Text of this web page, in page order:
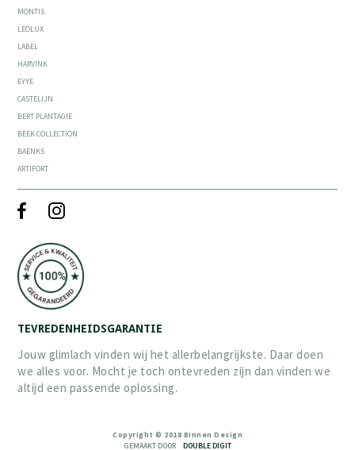
MONTIS
LEOLUX
LABEL
HARVINK
EYYE
CASTELIJN
BERT PLANTAGIE
BEEK COLLECTION
BAENKS
ARTIFORT
TEVREDENHEIDSGARANTIE
Jouw glimlach vinden wij het allerbelangrijkste. Daar doen
we alles voor. Mocht je toch ontevreden zijn dan vinden we
altijd een passende oplossing.
Copyright © 2018 Binnen Design
GEMAAKT DOOR
DOUBLE DIGIT